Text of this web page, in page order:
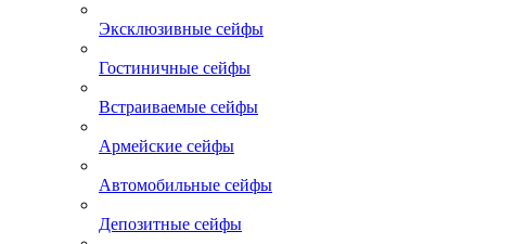
Эксклюзивные сейфы
Гостиничные сейфы
Встраиваемые сейфы
Армейские сейфы
Автомобильные сейфы
Депозитные сейфы